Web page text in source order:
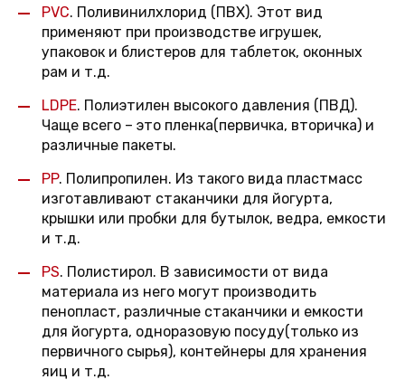
PVC. Поливинилхлорид (ПВХ). Этот вид
применяют при производстве игрушек,
упаковок и блистеров для таблеток, оконных
рам и т.д.
LDPE. Полиэтилен высокого давления (ПВД).
Чаще всего – это пленка(первичка, вторичка) и
различные пакеты.
PP. Полипропилен. Из такого вида пластмасс
изготавливают стаканчики для йогурта,
крышки или пробки для бутылок, ведра, емкости
и т.д.
PS. Полистирол. В зависимости от вида
материала из него могут производить
пенопласт, различные стаканчики и емкости
для йогурта, одноразовую посуду(только из
первичного сырья), контейнеры для хранения
яиц и т.д.